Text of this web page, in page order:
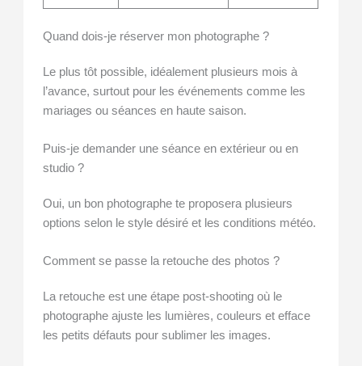
Quand dois-je réserver mon photographe ?
Le plus tôt possible, idéalement plusieurs mois à
l’avance, surtout pour les événements comme les
mariages ou séances en haute saison.
Puis-je demander une séance en extérieur ou en
studio ?
Oui, un bon photographe te proposera plusieurs
options selon le style désiré et les conditions météo.
Comment se passe la retouche des photos ?
La retouche est une étape post-shooting où le
photographe ajuste les lumières, couleurs et efface
les petits défauts pour sublimer les images.